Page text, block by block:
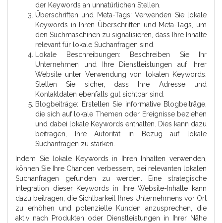
der Keywords an unnatürlichen Stellen.
Überschriften und Meta-Tags: Verwenden Sie lokale
Keywords in Ihren Überschriften und Meta-Tags, um
den Suchmaschinen zu signalisieren, dass Ihre Inhalte
relevant für lokale Suchanfragen sind.
Lokale Beschreibungen: Beschreiben Sie Ihr
Unternehmen und Ihre Dienstleistungen auf Ihrer
Website unter Verwendung von lokalen Keywords.
Stellen Sie sicher, dass Ihre Adresse und
Kontaktdaten ebenfalls gut sichtbar sind.
Blogbeiträge: Erstellen Sie informative Blogbeiträge,
die sich auf lokale Themen oder Ereignisse beziehen
und dabei lokale Keywords enthalten. Dies kann dazu
beitragen, Ihre Autorität in Bezug auf lokale
Suchanfragen zu stärken.
Indem Sie lokale Keywords in Ihren Inhalten verwenden,
können Sie Ihre Chancen verbessern, bei relevanten lokalen
Suchanfragen gefunden zu werden. Eine strategische
Integration dieser Keywords in Ihre Website-Inhalte kann
dazu beitragen, die Sichtbarkeit Ihres Unternehmens vor Ort
zu erhöhen und potenzielle Kunden anzusprechen, die
aktiv nach Produkten oder Dienstleistungen in Ihrer Nähe